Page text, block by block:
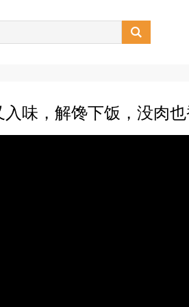

味，解馋下饭，没肉